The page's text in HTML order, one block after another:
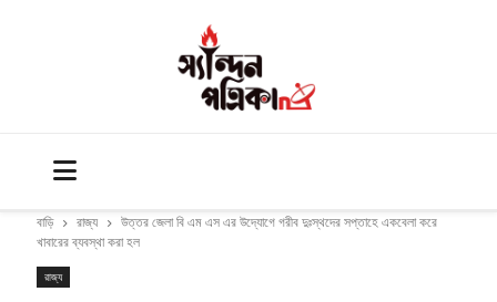
বাড়ি রাজ্য
উত্তর জেলা বি এম এস এর উদ্যোগে গরীব দুঃস্থদের সপ্তাহে একবেলা করে
খাবারের ব্যবস্থা করা হল
রাজ্য